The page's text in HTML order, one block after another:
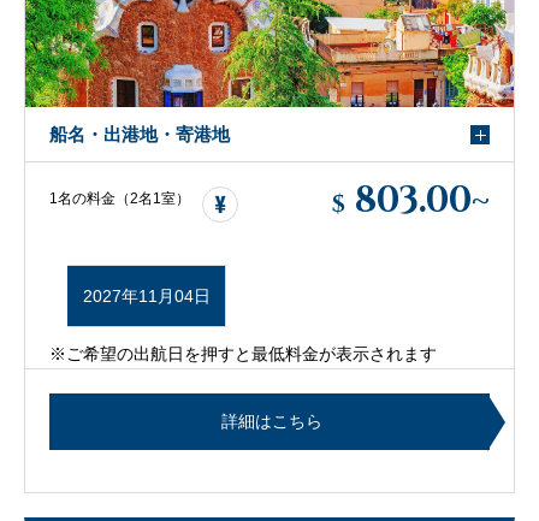
船名・出港地・寄港地
1名の料金（2名1室） $ 803.00~
2027年11月04日
※ご希望の出航日を押すと最低料金が表示されます
詳細はこちら